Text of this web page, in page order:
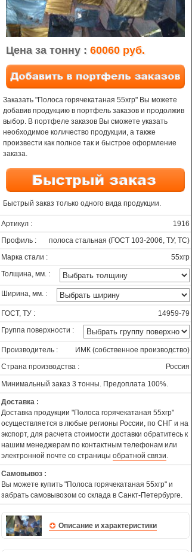
Цена за тонну : 60060 руб.
Заказать "Полоса горячекатаная 55хгр" Вы можете
добавив продукцию в портфель заказов и продолжив
выбор. В портфеле заказов Вы сможете указать
необходимое количество продукции, а также
произвести как полное так и быстрое оформление
заказа.
Быстрый заказ только одного вида продукции.
Артикул :
1916
Профиль :
полоса стальная (ГОСТ 103-2006, ТУ, ТС)
Марка стали :
55хгр
Толщина, мм. :
Ширина, мм. :
ГОСТ, ТУ :
14959-79
Группа поверхности :
Производитель :
ИМК (собственное производство)
Страна производства :
Россия
Минимальный заказ 3 тонны. Предоплата 100%.
Доставка :
Доставка продукции "Полоса горячекатаная 55хгр"
осуществляется в любые регионы России, по СНГ и на
экспорт, для расчета стоимости доставки обратитесь к
нашим менеджерам по контактным телефонам или
электронной почте со страницы обратной связи.
Самовывоз :
Вы можете купить "Полоса горячекатаная 55хгр" и
забрать самовывозом со склада в Санкт-Петербурге.
Описание и характеристики